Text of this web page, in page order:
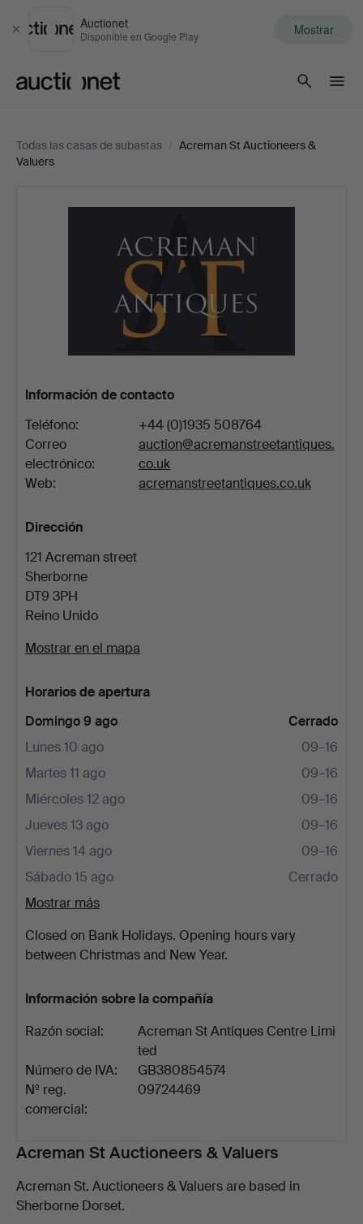
Cerrar
Auctionet
Disponible en Google Play Mostrar
Todas las casas de subastas / Acreman St Auctioneers &
Valuers
Acreman
Auctioneers
Valuers
Información de contacto
Teléfono:
+44 (0)1935 508764
Correo
electrónico:
auction@acremanstreetantiques.
co.uk
Web:
acremanstreetantiques.co.uk
Dirección
121 Acreman street
Sherborne
DT9 3PH
Reino Unido
Mostrar en el mapa
Horarios de apertura
Domingo 9 ago
Cerrado
Lunes 10 ago
09–16
Martes 11 ago
09–16
Miércoles 12 ago
09–16
Jueves 13 ago
09–16
Viernes 14 ago
09–16
Sábado 15 ago
Cerrado
Mostrar más
Closed on Bank Holidays. Opening hours vary
between Christmas and New Year.
Información sobre la compañía
Razón social:
Acreman St Antiques Centre Limi
ted
Número de IVA:
GB380854574
Nº reg.
comercial:
09724469
Descripción
Acreman St Auctioneers & Valuers
Acreman St. Auctioneers & Valuers are based in
Sherborne Dorset.